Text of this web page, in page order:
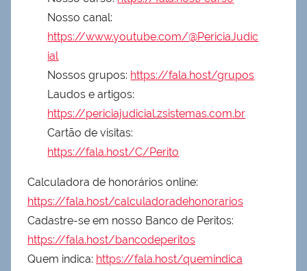
Nosso canal:
https://www.youtube.com/@PericiaJudic
ial
Nossos grupos: https://fala.host/grupos
Laudos e artigos:
https://periciajudicial.zsistemas.com.br
Cartão de visitas:
https://fala.host/C/Perito
Calculadora de honorários online:
https://fala.host/calculadoradehonorarios
Cadastre-se em nosso Banco de Peritos:
https://fala.host/bancodeperitos
Quem indica: https://fala.host/quemindica